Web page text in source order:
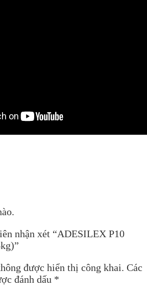
nhận xét “ADESILEX P10
được hiển thị công khai. Các
đánh dấu *